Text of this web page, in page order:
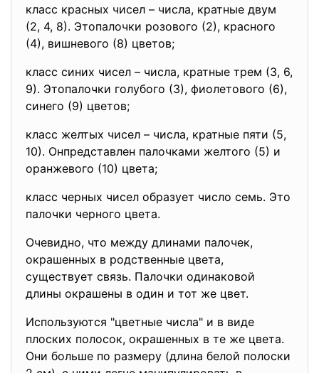
класс красных чисел – числа, кратные двум
(2, 4, 8). Этопалочки розового (2), красного
(4), вишневого (8) цветов;
класс синих чисел – числа, кратные трем (3, 6,
9). Этопалочки голубого (3), фиолетового (6),
синего (9) цветов;
класс желтых чисел – числа, кратные пяти (5,
10). Онпредставлен палочками желтого (5) и
оранжевого (10) цвета;
класс черных чисел образует число семь. Это
палочки черного цвета.
Очевидно, что между длинами палочек,
окрашенных в родственные цвета,
существует связь. Палочки одинаковой
длины окрашены в один и тот же цвет.
Используются "цветные числа" и в виде
плоских полосок, окрашенных в те же цвета.
Они больше по размеру (длина белой полоски